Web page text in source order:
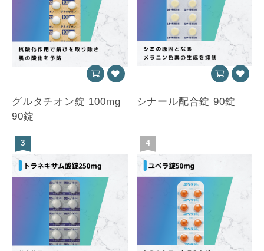
グルタチオン錠 100mg
90錠
シナール配合錠 90錠
3 4